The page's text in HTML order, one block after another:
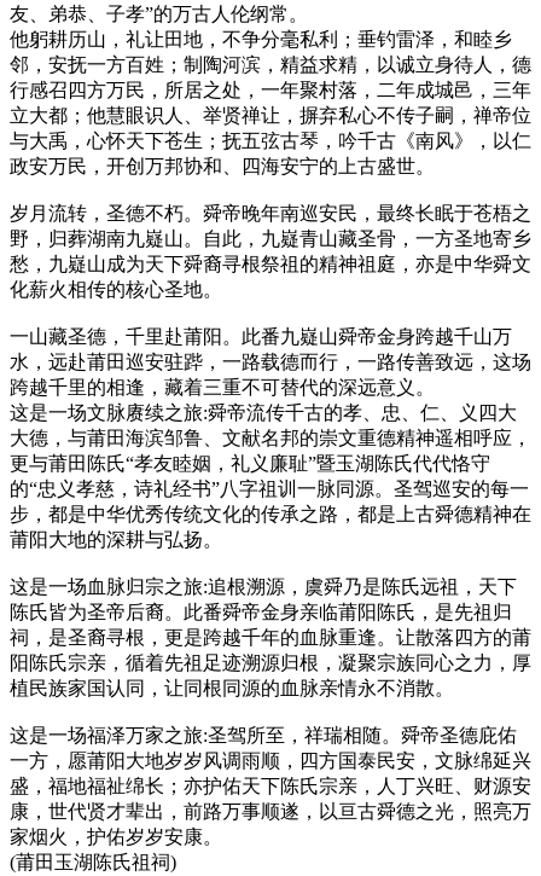
友、弟恭、子孝”的万古人伦纲常。
他躬耕历山，礼让田地，不争分毫私利；垂钓雷泽，和睦乡
邻，安抚一方百姓；制陶河滨，精益求精，以诚立身待人，德
行感召四方万民，所居之处，一年聚村落，二年成城邑，三年
立大都；他慧眼识人、举贤禅让，摒弃私心不传子嗣，禅帝位
与大禹，心怀天下苍生；抚五弦古琴，吟千古《南风》，以仁
政安万民，开创万邦协和、四海安宁的上古盛世。
岁月流转，圣德不朽。舜帝晚年南巡安民，最终长眠于苍梧之
野，归葬湖南九嶷山。自此，九嶷青山藏圣骨，一方圣地寄乡
愁，九嶷山成为天下舜裔寻根祭祖的精神祖庭，亦是中华舜文
化薪火相传的核心圣地。
一山藏圣德，千里赴莆阳。此番九嶷山舜帝金身跨越千山万
水，远赴莆田巡安驻跸，一路载德而行，一路传善致远，这场
跨越千里的相逢，藏着三重不可替代的深远意义。
这是一场文脉赓续之旅:舜帝流传千古的孝、忠、仁、义四大
大德，与莆田海滨邹鲁、文献名邦的崇文重德精神遥相呼应，
更与莆田陈氏“孝友睦姻，礼义廉耻”暨玉湖陈氏代代恪守
的“忠义孝慈，诗礼经书”八字祖训一脉同源。圣驾巡安的每一
步，都是中华优秀传统文化的传承之路，都是上古舜德精神在
莆阳大地的深耕与弘扬。
这是一场血脉归宗之旅:追根溯源，虞舜乃是陈氏远祖，天下
陈氏皆为圣帝后裔。此番舜帝金身亲临莆阳陈氏，是先祖归
祠，是圣裔寻根，更是跨越千年的血脉重逢。让散落四方的莆
阳陈氏宗亲，循着先祖足迹溯源归根，凝聚宗族同心之力，厚
植民族家国认同，让同根同源的血脉亲情永不消散。
这是一场福泽万家之旅:圣驾所至，祥瑞相随。舜帝圣德庇佑
一方，愿莆阳大地岁岁风调雨顺，四方国泰民安，文脉绵延兴
盛，福地福祉绵长；亦护佑天下陈氏宗亲，人丁兴旺、财源安
康，世代贤才辈出，前路万事顺遂，以亘古舜德之光，照亮万
家烟火，护佑岁岁安康。
(莆田玉湖陈氏祖祠)